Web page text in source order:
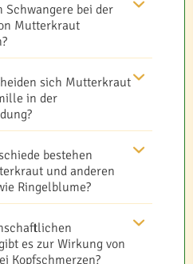
Schwangere bei der
Mutterkraut
sich Mutterkraut
in der
bestehen
und anderen
Ringelblume?
es zur Wirkung von
Kopfschmerzen?